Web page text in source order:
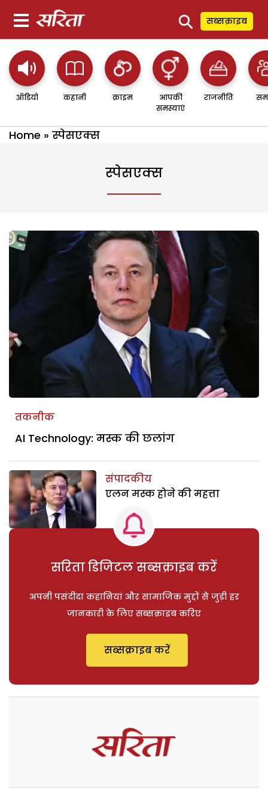
⚲ सब्सक्राइब
ऑडियो कहानी क्राइम
आपकी
समस्याएं
राजनीति
Home » स्पेसएक्स
स्पेसएक्स
तकनीक
AI Technology: मस्क की छलांग
संपादकीय
एलन मस्क होने की महत्ता
सरिता डिजिटल सब्सक्राइब करें
अपनी पसंदीदा कहानियां और सामाजिक मुद्दों से जुड़ी हर
जानकारी के लिए सब्सक्राइब करिए
सब्सक्राइब करें